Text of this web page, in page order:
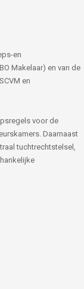
en
Makelaar) en van de
en
voor de
Daarnaast
tuchtrechtstelsel,